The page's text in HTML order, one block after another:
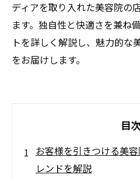
ディアを取り入れた美容院の
ます。独自性と快適さを兼ね
トを詳しく解説し、魅力的な
をお届けします。
目次
お客様を引きつける美
レンドを解説